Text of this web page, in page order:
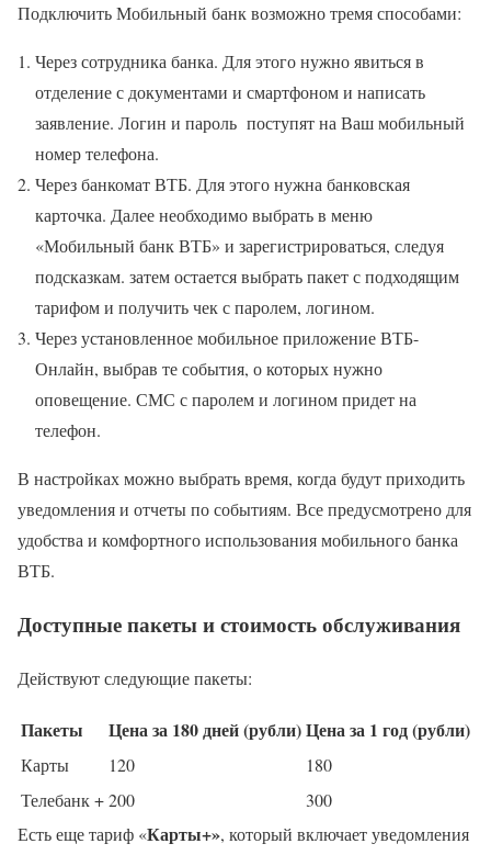
Подключить Мобильный банк возможно тремя способами:
Через сотрудника банка. Для этого нужно явиться в
отделение с документами и смартфоном и написать
заявление. Логин и пароль поступят на Ваш мобильный
номер телефона.
Через банкомат ВТБ. Для этого нужна банковская
карточка. Далее необходимо выбрать в меню
«Мобильный банк ВТБ» и зарегистрироваться, следуя
подсказкам. затем остается выбрать пакет с подходящим
тарифом и получить чек с паролем, логином.
Через установленное мобильное приложение ВТБ-
Онлайн, выбрав те события, о которых нужно
оповещение. СМС с паролем и логином придет на
телефон.
В настройках можно выбрать время, когда будут приходить
уведомления и отчеты по событиям. Все предусмотрено для
удобства и комфортного использования мобильного банка
ВТБ.
Доступные пакеты и стоимость обслуживания
Действуют следующие пакеты:
Пакеты Цена за 180 дней (рубли)Цена за 1 год (рубли)
Карты 120
180
Телебанк +200
300
Есть еще тариф «Карты+», который включает уведомления